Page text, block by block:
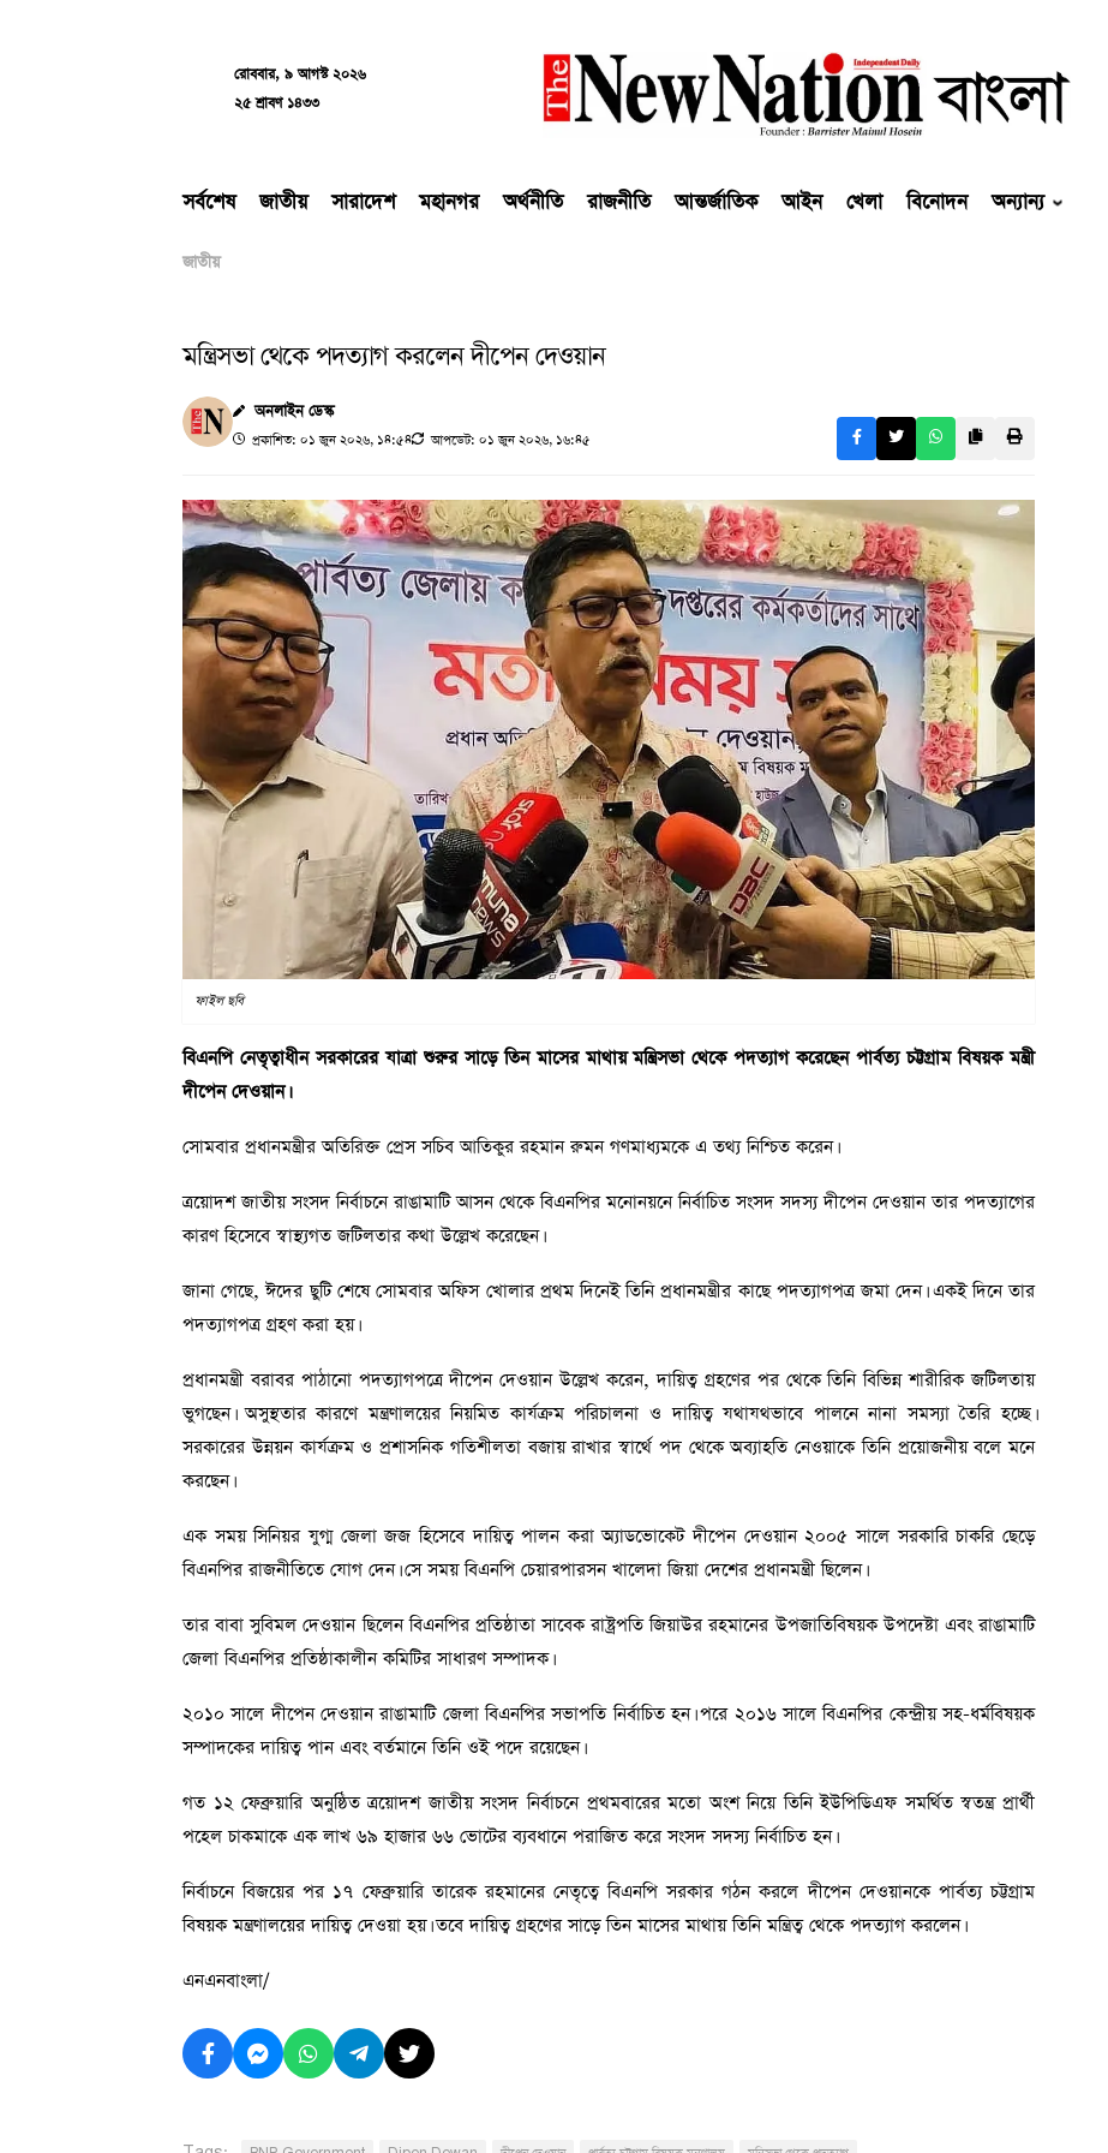
রোববার, ৯ আগস্ট ২০২৬
২৫ শ্রাবণ ১৪৩৩
সর্বশেষ জাতীয় সারাদেশ মহানগর অর্থনীতি রাজনীতি আন্তর্জাতিক আইন খেলা বিনোদন অন্যান্য
জাতীয়
মন্ত্রিসভা থেকে পদত্যাগ করলেন দীপেন দেওয়ান
অনলাইন ডেস্ক
প্রকাশিত: ০১ জুন ২০২৬, ১৪:৫৪ আপডেট: ০১ জুন ২০২৬, ১৬:৪৫
ফাইল ছবি
বিএনপি নেতৃত্বাধীন সরকারের যাত্রা শুরুর সাড়ে তিন মাসের মাথায় মন্ত্রিসভা থেকে পদত্যাগ করেছেন পার্বত্য চট্টগ্রাম বিষয়ক মন্ত্রী
দীপেন দেওয়ান।
সোমবার প্রধানমন্ত্রীর অতিরিক্ত প্রেস সচিব আতিকুর রহমান রুমন গণমাধ্যমকে এ তথ্য নিশ্চিত করেন।
ত্রয়োদশ জাতীয় সংসদ নির্বাচনে রাঙামাটি আসন থেকে বিএনপির মনোনয়নে নির্বাচিত সংসদ সদস্য দীপেন দেওয়ান তার পদত্যাগের
কারণ হিসেবে স্বাস্থ্যগত জটিলতার কথা উল্লেখ করেছেন।
জানা গেছে, ঈদের ছুটি শেষে সোমবার অফিস খোলার প্রথম দিনেই তিনি প্রধানমন্ত্রীর কাছে পদত্যাগপত্র জমা দেন। একই দিনে তার
পদত্যাগপত্র গ্রহণ করা হয়।
প্রধানমন্ত্রী বরাবর পাঠানো পদত্যাগপত্রে দীপেন দেওয়ান উল্লেখ করেন, দায়িত্ব গ্রহণের পর থেকে তিনি বিভিন্ন শারীরিক জটিলতায়
ভুগছেন। অসুস্থতার কারণে মন্ত্রণালয়ের নিয়মিত কার্যক্রম পরিচালনা ও দায়িত্ব যথাযথভাবে পালনে নানা সমস্যা তৈরি হচ্ছে।
সরকারের উন্নয়ন কার্যক্রম ও প্রশাসনিক গতিশীলতা বজায় রাখার স্বার্থে পদ থেকে অব্যাহতি নেওয়াকে তিনি প্রয়োজনীয় বলে মনে
করছেন।
এক সময় সিনিয়র যুগ্ম জেলা জজ হিসেবে দায়িত্ব পালন করা অ্যাডভোকেট দীপেন দেওয়ান ২০০৫ সালে সরকারি চাকরি ছেড়ে
বিএনপির রাজনীতিতে যোগ দেন। সে সময় বিএনপি চেয়ারপারসন খালেদা জিয়া দেশের প্রধানমন্ত্রী ছিলেন।
তার বাবা সুবিমল দেওয়ান ছিলেন বিএনপির প্রতিষ্ঠাতা সাবেক রাষ্ট্রপতি জিয়াউর রহমানের উপজাতিবিষয়ক উপদেষ্টা এবং রাঙামাটি
জেলা বিএনপির প্রতিষ্ঠাকালীন কমিটির সাধারণ সম্পাদক।
২০১০ সালে দীপেন দেওয়ান রাঙামাটি জেলা বিএনপির সভাপতি নির্বাচিত হন। পরে ২০১৬ সালে বিএনপির কেন্দ্রীয় সহ-ধর্মবিষয়ক
সম্পাদকের দায়িত্ব পান এবং বর্তমানে তিনি ওই পদে রয়েছেন।
গত ১২ ফেব্রুয়ারি অনুষ্ঠিত ত্রয়োদশ জাতীয় সংসদ নির্বাচনে প্রথমবারের মতো অংশ নিয়ে তিনি ইউপিডিএফ সমর্থিত স্বতন্ত্র প্রার্থী
পহেল চাকমাকে এক লাখ ৬৯ হাজার ৬৬ ভোটের ব্যবধানে পরাজিত করে সংসদ সদস্য নির্বাচিত হন।
নির্বাচনে বিজয়ের পর ১৭ ফেব্রুয়ারি তারেক রহমানের নেতৃত্বে বিএনপি সরকার গঠন করলে দীপেন দেওয়ানকে পার্বত্য চট্টগ্রাম
বিষয়ক মন্ত্রণালয়ের দায়িত্ব দেওয়া হয়। তবে দায়িত্ব গ্রহণের সাড়ে তিন মাসের মাথায় তিনি মন্ত্রিত্ব থেকে পদত্যাগ করলেন।
এনএনবাংলা/